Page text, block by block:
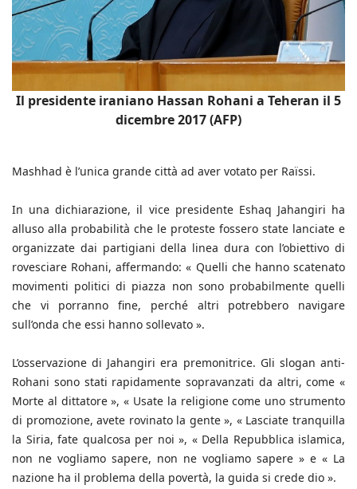
Il presidente iraniano Hassan Rohani a Teheran il 5
dicembre 2017 (AFP)
Mashhad è l’unica grande città ad aver votato per Raïssi.
In una dichiarazione, il vice presidente Eshaq Jahangiri ha
alluso alla probabilità che le proteste fossero state lanciate e
organizzate dai partigiani della linea dura con l’obiettivo di
rovesciare Rohani, affermando: « Quelli che hanno scatenato
movimenti politici di piazza non sono probabilmente quelli
che vi porranno fine, perché altri potrebbero navigare
sull’onda che essi hanno sollevato ».
L’osservazione di Jahangiri era premonitrice. Gli slogan anti-
Rohani sono stati rapidamente sopravanzati da altri, come «
Morte al dittatore », « Usate la religione come uno strumento
di promozione, avete rovinato la gente », « Lasciate tranquilla
la Siria, fate qualcosa per noi », « Della Repubblica islamica,
non ne vogliamo sapere, non ne vogliamo sapere » e « La
nazione ha il problema della povertà, la guida si crede dio ».